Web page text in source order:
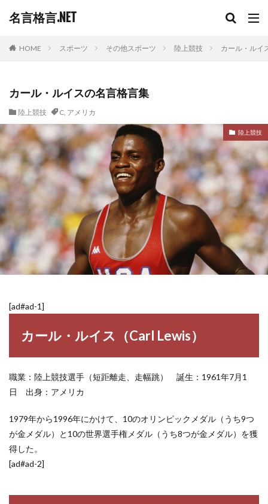
名言格言.NET
HOME スポーツ その他スポーツ 陸上競技 カール・ルイ
カール・ルイスの名言格言集
陸上競技 C, アメリカ
陸上競技
[ad#ad-1]
カール・ルイス（Carl Lewis）
職業：陸上競技選手（短距離走、走幅跳） 誕生：1961年7月1
日 出身：アメリカ
1979年から1996年にかけて、10のオリンピックメダル（うち9つ
が金メダル）と10の世界選手権メダル（うち8つが金メダル）を獲
得した。
[ad#ad-2]